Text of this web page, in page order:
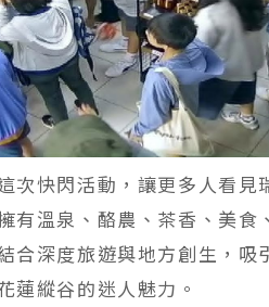
次快閃活動，讓更多人看見
有溫泉、酪農、茶香、美食
合深度旅遊與地方創生，吸
蓮縱谷的迷人魅力。